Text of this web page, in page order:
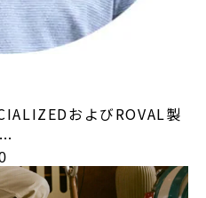
およびROVAL製